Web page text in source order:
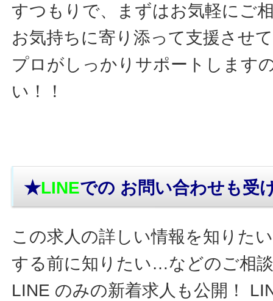
すつもりで、まずはお気軽にご
お気持ちに寄り添って支援させ
プロがしっかりサポートします
い！！
★LINEでの お問い合わせも受
この求人の詳しい情報を知りた
する前に知りたい…などのご相
LINE のみの新着求人も公開！